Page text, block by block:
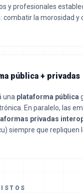
y profesionales
combatir la morosidad y
pública + privadas
una plataforma pública
En paralelo, las
privadas
siempre que repliquen